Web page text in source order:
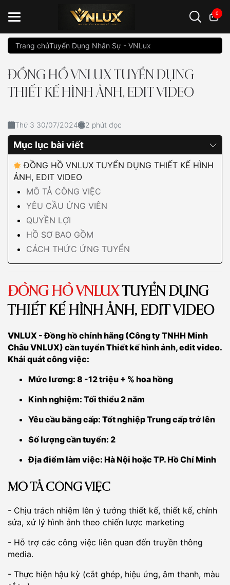
0
Đồng hồ casio đồng hồ G-Shock đồng hồ Orient ...
Trang chủTuyển Dụng Nhân Sự - VNLux
ĐỒNG HỒ VNLUX TUYỂN DỤNG
THIẾT KẾ HÌNH ẢNH, EDIT VIDEO
Thứ 3 30/07/2024 2 phút đọc
Mục lục bài viết
ĐỒNG HỒ VNLUX TUYỂN DỤNG THIẾT KẾ HÌNH
ẢNH, EDIT VIDEO
MÔ TẢ CÔNG VIỆC
YÊU CẦU ỨNG VIÊN
QUYỀN LỢI
HỒ SƠ BAO GỒM
CÁCH THỨC ỨNG TUYỂN
ĐỒNG HỒ VNLUXTUYỂN DỤNG
THIẾT KẾ HÌNH ẢNH, EDIT VIDEO
VNLUX - Đồng hồ chính hãng (Công ty TNHH Minh
Châu VNLUX) cần tuyển Thiết kế hình ảnh, edit video.
Khái quát công việc:
Mức lương: 8 -12 triệu + % hoa hồng
Kinh nghiệm: Tối thiểu 2 năm
Yêu cầu bằng cấp: Tốt nghiệp Trung cấp trở lên
Số lượng cần tuyển: 2
Địa điểm làm việc: Hà Nội hoặc TP. Hồ Chí Minh
MÔ TẢ CÔNG VIỆC
- Chịu trách nhiệm lên ý tưởng thiết kế, thiết kế, chỉnh
sửa, xử lý hình ảnh theo chiến lược marketing
- Hỗ trợ các công việc liên quan đến truyền thông
media.
- Thực hiện hậu kỳ (cắt ghép, hiệu ứng, âm thanh, màu